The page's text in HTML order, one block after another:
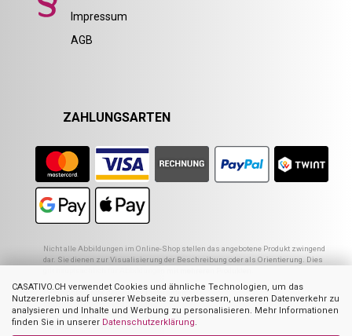
CASATIVO.CH verwendet Cookies und ähnliche Technologien, um das
Nutzererlebnis auf unserer Webseite zu verbessern, unseren Datenverkehr zu
analysieren und Inhalte und Werbung zu personalisieren. Mehr Informationen
finden Sie in unserer Datenschutzerklärung.
Impressum
AGB
ZAHLUNGSARTEN
Nicht alle Abbildungen im Online-Shop stellen das angebotene Produkt zwingend
dar. Sie dienen zur Visualisierung der Beschreibung oder als Orientierung. Dies
1 Empfohlener VK des europ. Lieferanten
2 Ehemaliger Preis von Casativo
3 Summe der Einzelpreise
4 UVP des Herstellers